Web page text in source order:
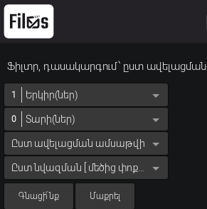
Ֆիլտր, դասակարգում՝ ըստ
1 Երկիր(ներ)
0 Տարի(ներ)
Ըստ ավելացման ամսաթվի
Գնացի՛նք
Մաքրել